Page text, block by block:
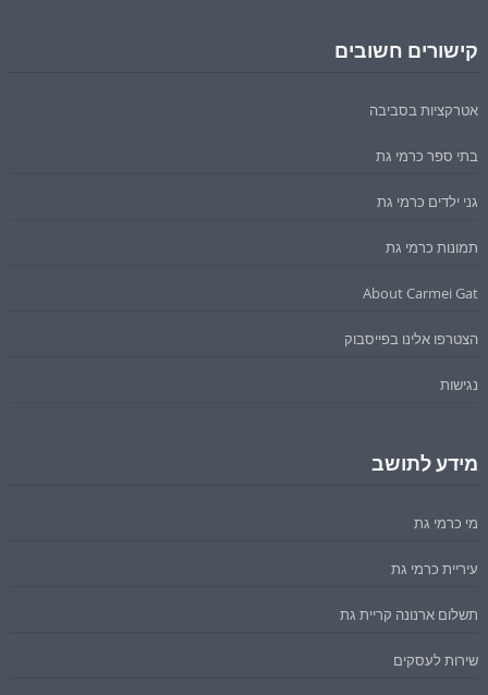
קישורים חשובים
אטרקציות בסביבה
בתי ספר כרמי גת
גני ילדים כרמי גת
תמונות כרמי גת
About Carmei Gat
הצטרפו אלינו בפייסבוק
נגישות
מידע לתושב
מי כרמי גת
עיריית כרמי גת
תשלום ארנונה קריית גת
שירות לעסקים